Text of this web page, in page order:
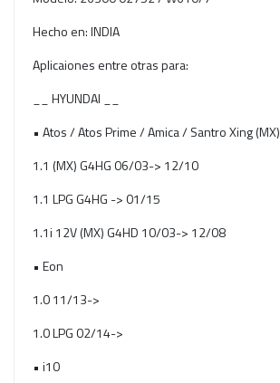
Hecho en: INDIA
Aplicaiones entre otras para:
__ HYUNDAI __
• Atos / Atos Prime / Amica / Santro Xing (MX)
1.1 (MX) G4HG 06/03-> 12/10
1.1 LPG G4HG -> 01/15
1.1i 12V (MX) G4HD 10/03-> 12/08
• Eon
1.0 11/13->
1.0 LPG 02/14->
• i10